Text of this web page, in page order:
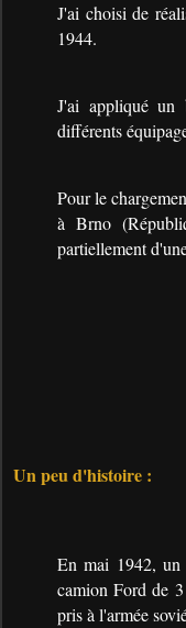
J'ai choisi de
1944.
J'ai appliqué un
différents
Pour le
à Brno
partiellement
Un peu d'histoire :
En mai 1942,
camion Ford de
pris à l'armée